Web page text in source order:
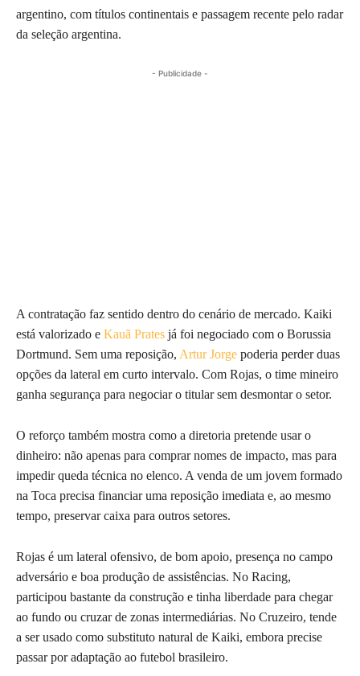
argentino, com títulos continentais e passagem recente pelo radar
da seleção argentina.
- Publicidade -
A contratação faz sentido dentro do cenário de mercado. Kaiki
está valorizado e Kauã Prates já foi negociado com o Borussia
Dortmund. Sem uma reposição, Artur Jorge poderia perder duas
opções da lateral em curto intervalo. Com Rojas, o time mineiro
ganha segurança para negociar o titular sem desmontar o setor.
O reforço também mostra como a diretoria pretende usar o
dinheiro: não apenas para comprar nomes de impacto, mas para
impedir queda técnica no elenco. A venda de um jovem formado
na Toca precisa financiar uma reposição imediata e, ao mesmo
tempo, preservar caixa para outros setores.
Rojas é um lateral ofensivo, de bom apoio, presença no campo
adversário e boa produção de assistências. No Racing,
participou bastante da construção e tinha liberdade para chegar
ao fundo ou cruzar de zonas intermediárias. No Cruzeiro, tende
a ser usado como substituto natural de Kaiki, embora precise
passar por adaptação ao futebol brasileiro.